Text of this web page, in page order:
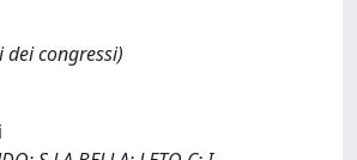
dei congressi)